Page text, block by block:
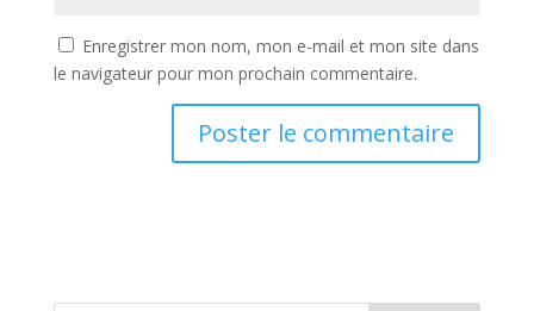
Enregistrer mon nom, mon e-mail et mon site dans
le navigateur pour mon prochain commentaire.